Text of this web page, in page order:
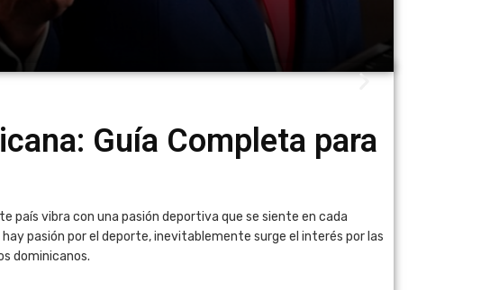
Guía Completa para
país vibra con una pasión deportiva que se siente en cada
pasión por el deporte, inevitablemente surge el interés por las
dominicanos.